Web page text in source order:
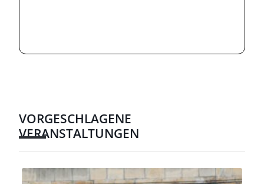
VORGESCHLAGENE
VERANSTALTUNGEN